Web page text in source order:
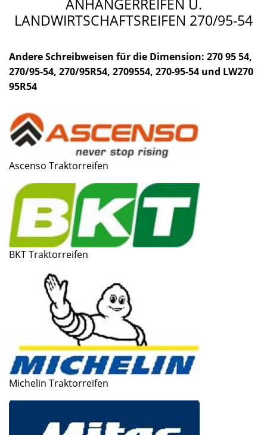
ANHÄNGERREIFEN U.
LANDWIRTSCHAFTSREIFEN 270/95-54
Andere Schreibweisen für die Dimension: 270 95 54,
270/95-54, 270/95R54, 2709554, 270-95-54 und LW270
95R54
Ascenso Traktorreifen
BKT Traktorreifen
Michelin Traktorreifen